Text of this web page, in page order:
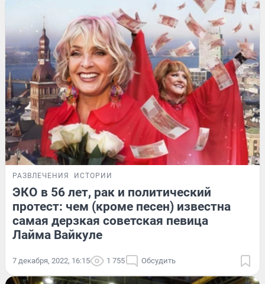
РАЗВЛЕЧЕНИЯ ИСТОРИИ
ЭКО в 56 лет, рак и политический
протест: чем (кроме песен) известна
самая дерзкая советская певица
Лайма Вайкуле
7 декабря, 2022, 16:15 1 755 Обсудить